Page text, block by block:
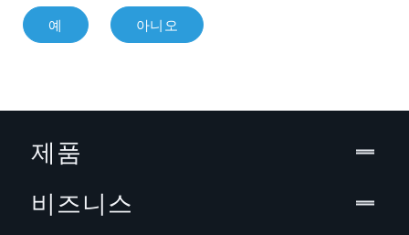
예 아니오
제품
비즈니스